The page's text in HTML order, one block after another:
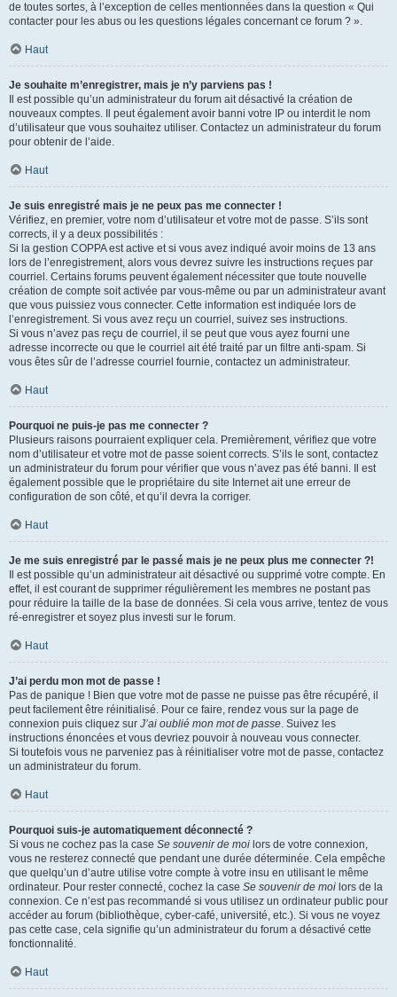
de toutes sortes, à l’exception de celles mentionnées dans la question « Qui
contacter pour les abus ou les questions légales concernant ce forum ? ».
Haut
Je souhaite m’enregistrer, mais je n’y parviens pas !
Il est possible qu’un administrateur du forum ait désactivé la création de
nouveaux comptes. Il peut également avoir banni votre IP ou interdit le nom
d’utilisateur que vous souhaitez utiliser. Contactez un administrateur du forum
pour obtenir de l’aide.
Haut
Je suis enregistré mais je ne peux pas me connecter !
Vérifiez, en premier, votre nom d’utilisateur et votre mot de passe. S’ils sont
corrects, il y a deux possibilités :
Si la gestion COPPA est active et si vous avez indiqué avoir moins de 13 ans
lors de l’enregistrement, alors vous devrez suivre les instructions reçues par
courriel. Certains forums peuvent également nécessiter que toute nouvelle
création de compte soit activée par vous-même ou par un administrateur avant
que vous puissiez vous connecter. Cette information est indiquée lors de
l’enregistrement. Si vous avez reçu un courriel, suivez ses instructions.
Si vous n’avez pas reçu de courriel, il se peut que vous ayez fourni une
adresse incorrecte ou que le courriel ait été traité par un filtre anti-spam. Si
vous êtes sûr de l’adresse courriel fournie, contactez un administrateur.
Haut
Pourquoi ne puis-je pas me connecter ?
Plusieurs raisons pourraient expliquer cela. Premièrement, vérifiez que votre
nom d’utilisateur et votre mot de passe soient corrects. S’ils le sont, contactez
un administrateur du forum pour vérifier que vous n’avez pas été banni. Il est
également possible que le propriétaire du site Internet ait une erreur de
configuration de son côté, et qu’il devra la corriger.
Haut
Je me suis enregistré par le passé mais je ne peux plus me connecter ?!
Il est possible qu’un administrateur ait désactivé ou supprimé votre compte. En
effet, il est courant de supprimer régulièrement les membres ne postant pas
pour réduire la taille de la base de données. Si cela vous arrive, tentez de vous
ré-enregistrer et soyez plus investi sur le forum.
Haut
J’ai perdu mon mot de passe !
Pas de panique ! Bien que votre mot de passe ne puisse pas être récupéré, il
peut facilement être réinitialisé. Pour ce faire, rendez vous sur la page de
connexion puis cliquez sur J’ai oublié mon mot de passe. Suivez les
instructions énoncées et vous devriez pouvoir à nouveau vous connecter.
Si toutefois vous ne parveniez pas à réinitialiser votre mot de passe, contactez
un administrateur du forum.
Haut
Pourquoi suis-je automatiquement déconnecté ?
Si vous ne cochez pas la case Se souvenir de moi lors de votre connexion,
vous ne resterez connecté que pendant une durée déterminée. Cela empêche
que quelqu’un d’autre utilise votre compte à votre insu en utilisant le même
ordinateur. Pour rester connecté, cochez la case Se souvenir de moi lors de la
connexion. Ce n’est pas recommandé si vous utilisez un ordinateur public pour
accéder au forum (bibliothèque, cyber-café, université, etc.). Si vous ne voyez
pas cette case, cela signifie qu’un administrateur du forum a désactivé cette
fonctionnalité.
Haut